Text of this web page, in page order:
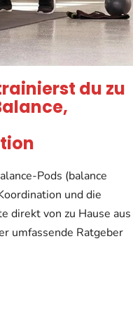
du zu
Pods (balance
und die
direkt von zu Hause aus
umfassende Ratgeber